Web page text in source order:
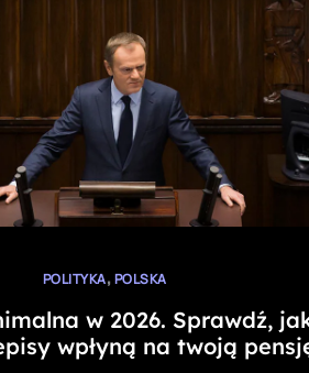
POLITYKA,POLSKA
w 2026. Sprawdź,
wpłyną na twoją